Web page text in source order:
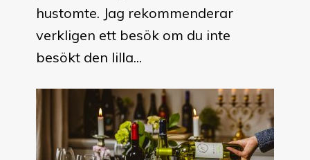
hustomte. Jag rekommenderar
verkligen ett besök om du inte
besökt den lilla...